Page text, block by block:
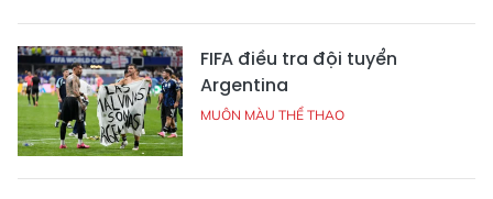
FIFA điều tra đội tuyển
Argentina
MUÔN MÀU THỂ THAO